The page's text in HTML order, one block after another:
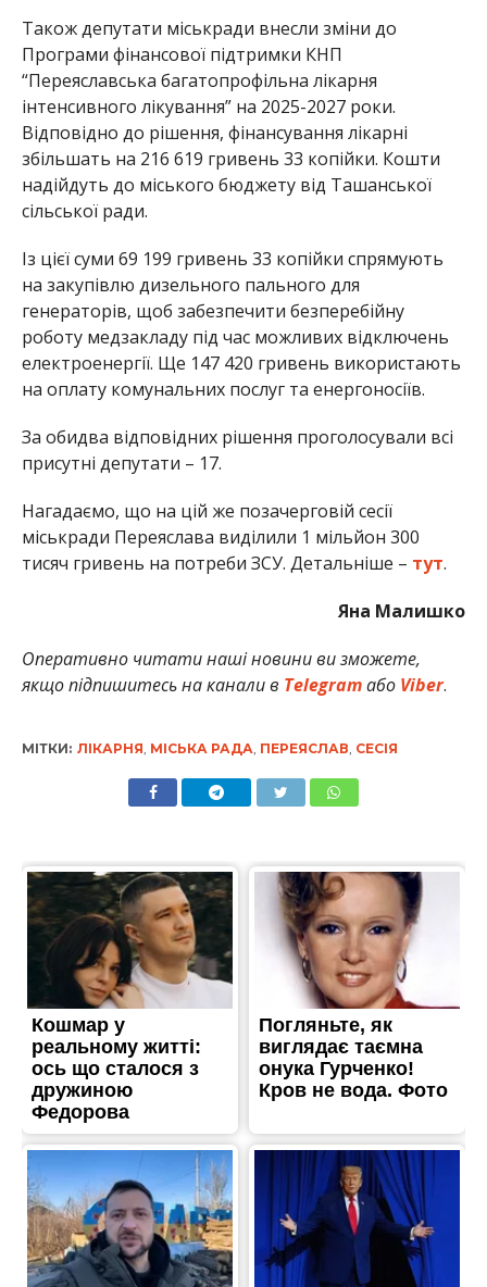
Також депутати міськради внесли зміни до
Програми фінансової підтримки КНП
“Переяславська багатопрофільна лікарня
інтенсивного лікування” на 2025-2027 роки.
Відповідно до рішення, фінансування лікарні
збільшать на 216 619 гривень 33 копійки. Кошти
надійдуть до міського бюджету від Ташанської
сільської ради.
Із цієї суми 69 199 гривень 33 копійки спрямують
на закупівлю дизельного пального для
генераторів, щоб забезпечити безперебійну
роботу медзакладу під час можливих відключень
електроенергії. Ще 147 420 гривень використають
на оплату комунальних послуг та енергоносіїв.
За обидва відповідних рішення проголосували всі
присутні депутати – 17.
Нагадаємо, що на цій же позачерговій сесії
міськради Переяслава виділили 1 мільйон 300
тисяч гривень на потреби ЗСУ. Детальніше – тут.
Яна Малишко
Оперативно читати наші новини ви зможете,
якщо підпишитесь на канали в Telegramабо Viber.
МІТКИ: ЛІКАРНЯ МІСЬКА РАДА ПЕРЕЯСЛАВ СЕСІЯ